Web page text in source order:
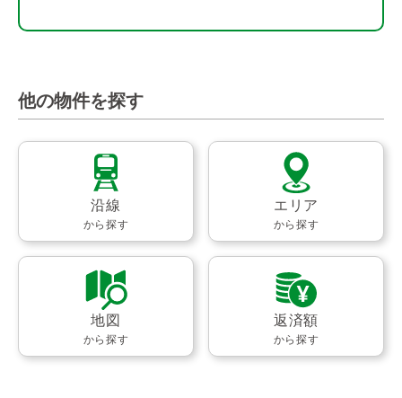
他の物件を探す
沿線
から探す
エリア
から探す
地図
から探す
返済額
から探す